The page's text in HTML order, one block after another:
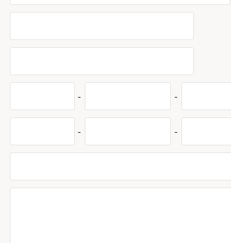
- -
- -